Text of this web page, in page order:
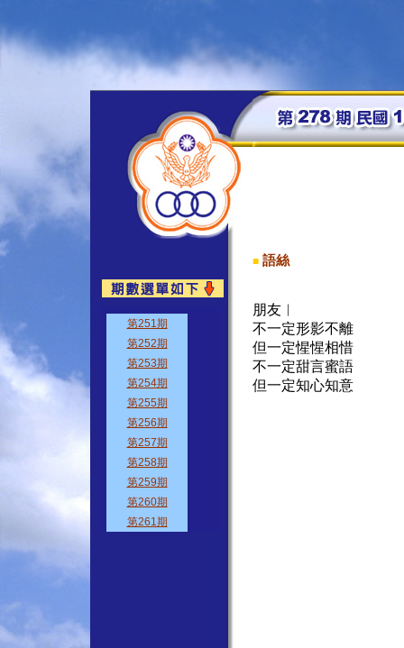
■ 語絲
朋友︱
不一定形影不離
但一定惺惺相惜
不一定甜言蜜語
但一定知心知意